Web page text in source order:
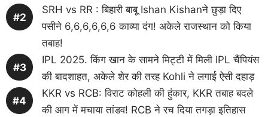
SRH vs RR : बिहारी बाबू Ishan Kishanने छुड़ा दिए
पसीने 6,6,6,6,6,6 काव्या दंग! अकेले राजस्थान को किया
तबाह!
IPL 2025. किंग खान के सामने मिट्टी में मिली IPL चैंपियंस
की बादशाहत, अकेले शेर की तरह Kohli ने लगाई ऐसी दहाड़
KKR vs RCB: विराट कोहली की हुंकार, KKR तबाह बदले
की आग में मचाया तांडव! RCB ने रच दिया तगड़ा इतिहास